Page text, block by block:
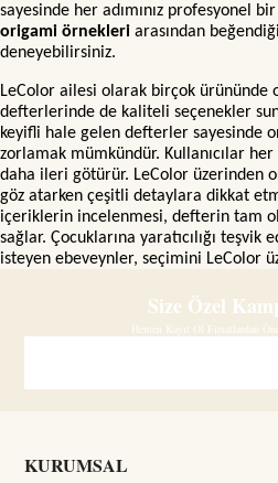
sayesinde her adımınız profesyonel
origami örnekleri arasından
deneyebilirsiniz.
LeColor ailesi olarak birçok ürününde
defterlerinde de kaliteli seçenekler
keyifli hale gelen defterler sayesinde
zorlamak mümkündür. Kullanıcılar
daha ileri götürür. LeColor üzerinden
göz atarken çeşitli detaylara dikkat
içeriklerin incelenmesi, defterin tam
sağlar. Çocuklarına yaratıcılığı
isteyen ebeveynler, seçimini LeColor
Size Özel
Hemen Kayıt Ol Fırsatlardan
KURUMSAL